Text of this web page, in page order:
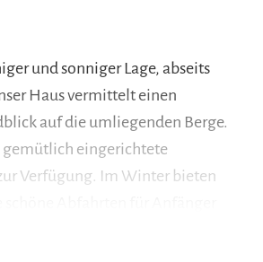
und sonniger Lage, abseits
Haus vermittelt einen
auf die umliegenden Berge.
gemütlich eingerichtete
Verfügung. Im Winter bieten
Skiläufer an. Skigebiete der